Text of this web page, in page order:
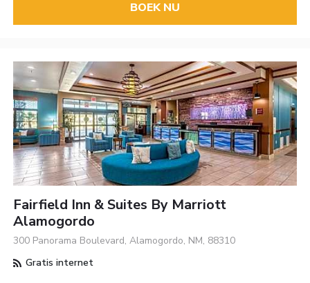
BOEK NU
Fairfield Inn & Suites By Marriott
Alamogordo
300 Panorama Boulevard, Alamogordo, NM, 88310
Gratis internet